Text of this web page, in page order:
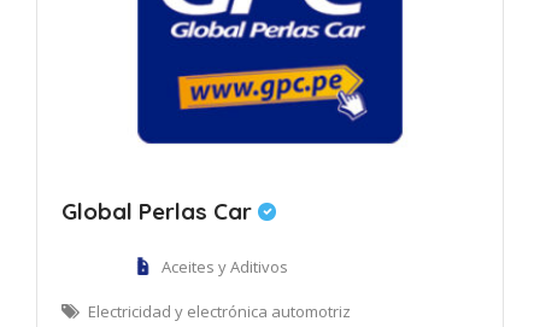
Global Perlas Car
Aceites y Aditivos
Electricidad y electrónica automotriz